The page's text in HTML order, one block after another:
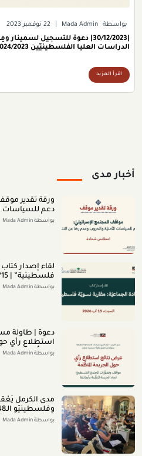
بواسطة Mada Admin 22 نوفمبر 2023
|30/12/2023| دعوة للتسجيل
الدراسات العليا الفلسطينيّين 2024/2023
اقرأ المزيد
أخبار مدى
ورقة تقدير
دعم للسياسات
النتائج (تمّوز 2026)
بواسطة Mada Admin
لقاء إصدار
ﻓﻠﺴﻄﻴﻨﻴﺔ” | 2026/8/15 |
بواسطة Mada Admin
استطلاع رأي
وتصوُّرات
بواسطة Mada Admin
مدى الكرمل
وفلسطينيّو الـ48" في الناصرة (تمّوز 2026)
بواسطة Mada Admin